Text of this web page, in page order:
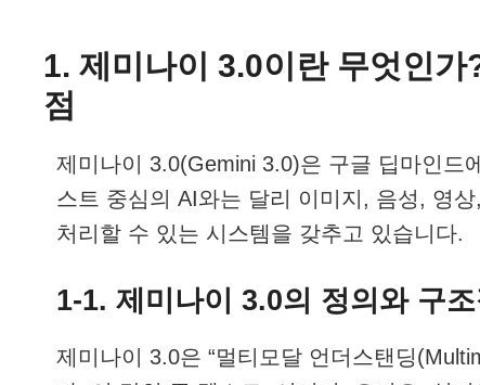
1. 제미나이 3.0이란 무엇인
점
제미나이 3.0(Gemini 3.0)은 구글 딥마인드
스트 중심의 AI와는 달리 이미지, 음성, 영
처리할 수 있는 시스템을 갖추고 있습니다.
1-1. 제미나이 3.0의 정의와 구
제미나이 3.0은 “멀티모달 언더스탠딩